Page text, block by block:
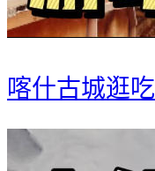
喀什古城逛